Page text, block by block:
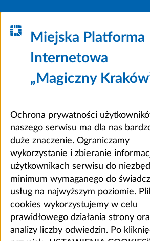
Miejska Platforma
Internetowa
„Magiczny
Ochrona prywatności
naszego serwisu ma dla nas
duże znaczenie. Ograniczamy
wykorzystanie i zbieranie
użytkownikach serwisu do
minimum wymaganego do
usług na najwyższym poziomie.
cookies wykorzystujemy w celu
prawidłowego działania strony
analizy liczby odwiedzin. Po